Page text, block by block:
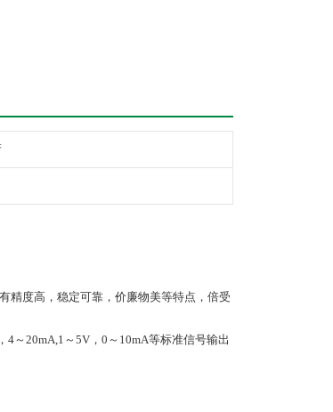
精度高 ，稳定可靠，价廉物美等特点，倍受
～20mA,1～5V，0～10mA等标准信号输出